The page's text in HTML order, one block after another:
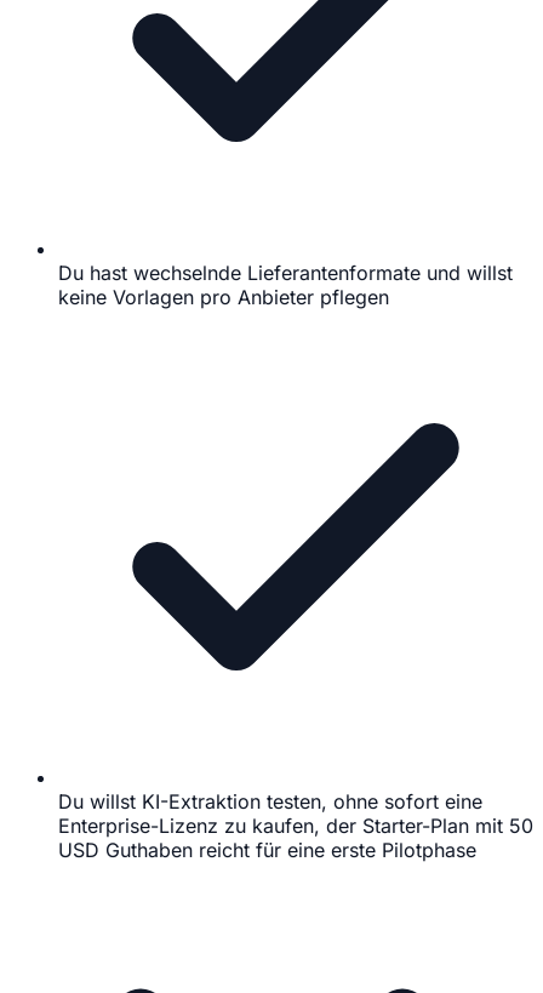
Du hast wechselnde Lieferantenformate und willst
keine Vorlagen pro Anbieter pflegen
Du willst KI-Extraktion testen, ohne sofort eine
Enterprise-Lizenz zu kaufen, der Starter-Plan mit 50
USD Guthaben reicht für eine erste Pilotphase